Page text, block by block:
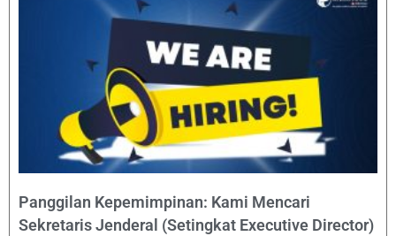
Panggilan Kepemimpinan: Kami Mencari
Sekretaris Jenderal (Setingkat Executive Director)